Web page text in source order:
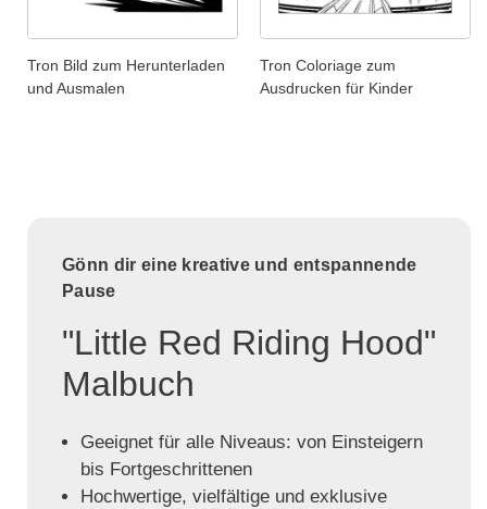
Tron Bild zum Herunterladen
und Ausmalen
Tron Coloriage zum
Ausdrucken für Kinder
Gönn dir eine kreative und entspannende
Pause
"Little Red Riding Hood"
Malbuch
Geeignet für alle Niveaus: von Einsteigern
bis Fortgeschrittenen
Hochwertige, vielfältige und exklusive